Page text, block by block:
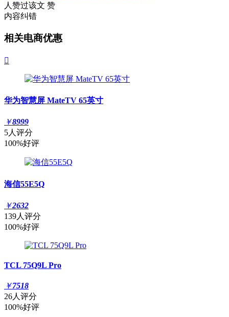
人赞过该文 赞
内容纠错
相关电商优惠

华为智慧屏 MateTV 65英寸
￥8999
5人评分
100%好评
海信55E5Q
￥2632
139人评分
100%好评
TCL 75Q9L Pro
￥7518
26人评分
100%好评